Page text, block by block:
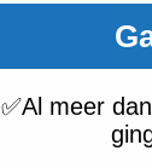
✅Al meer